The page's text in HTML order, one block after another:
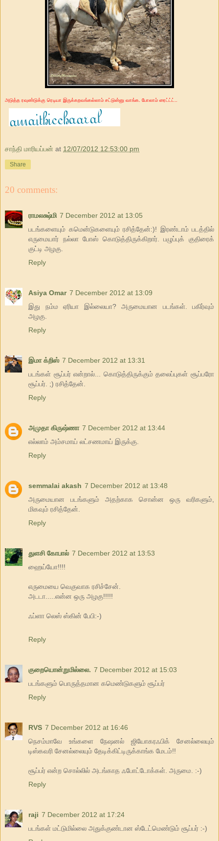
அடுத்த ரவுண்டுக்கு ரெடியா இருக்கறவங்கல்லாம் சட்டுன்னு வாங்க. போலாம் ரைட்ட்ட்..
சாந்தி மாரியப்பன் at 12/07/2012 12:53:00 pm
Share
20 comments:
ராமலக்ஷ்மி 7 December 2012 at 13:05
படங்களையும் கமென்டுகளையும் ரசித்தேன்:)! இரண்டாம் படத்தில்
எருமையார் நல்லா போஸ் கொடுத்திருக்கிறார். பழுப்புக் குதிரைக்
குட்டி அழகு.
Reply
Asiya Omar 7 December 2012 at 13:09
இது நம்ம ஏரியா இல்லையா? அருமையான படங்கள். பகிர்வும்
அழகு.
Reply
இமா க்றிஸ் 7 December 2012 at 13:31
படங்கள் சூப்பர் என்றால்... கொடுத்திருக்கும் தலைப்புகள் சூப்பரோ
சூப்பர். ;) ரசித்தேன்.
Reply
அமுதா கிருஷ்ணா 7 December 2012 at 13:44
எல்லாம் அம்சமாய் லட்சணமாய் இருக்கு.
Reply
semmalai akash 7 December 2012 at 13:48
அருமையான படங்களும் அதற்காக சொன்ன ஒரு வரிகளும்,
மிகவும் ரசித்தேன்.
Reply
துளசி கோபால் 7 December 2012 at 13:53
ஹைய்யோ!!!!
எருமையை வெகுவாக ரசிச்சேன்.
அடடா.....என்ன ஒரு அழகு!!!!!
ஃப்ளா லெஸ் ஸ்கின் பேபி:-)
Reply
குறையொன்றுமில்லை. 7 December 2012 at 15:03
படங்களும் பொருத்தமான கமெண்டுகளும் சூப்பர்
Reply
RVS 7 December 2012 at 16:46
நெசம்மாவே உங்களை நேஷனல் ஜியோகரஃபிக் சேனல்லையும்
டிஸ்கவரி சேனல்லையும் தேடிக்கிட்டிருக்காங்க மேடம்!!
சூப்பர் என்ற சொல்லில் அடங்காத ஃபோட்டோக்கள். அருமை. :-)
Reply
raji 7 December 2012 at 17:24
படங்கள் மட்டுமில்லை அதுக்குண்டான ஸ்டேட்மெண்டும் சூப்பர் :-)